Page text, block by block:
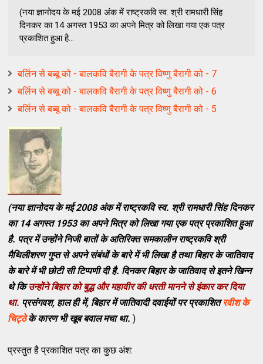
(नया ज्ञानोदय के मई 2008 अंक में राष्ट्रकवि स्व. श्री रामधारी सिंह
दिनकर का 14 अगस्त 1953 का अपने मित्र को लिखा गया एक पत्र
प्रकाशित हुआ है...
बर्लिन से बब्बू को - बालकवि बैरागी के पत्र विष्णु बैरागी को - 7
बर्लिन से बब्बू को - बालकवि बैरागी के पत्र विष्णु बैरागी को - 6
बर्लिन से बब्बू को - बालकवि बैरागी के पत्र विष्णु बैरागी को - 5
(नया ज्ञानोदय के मई 2008 अंक में राष्ट्रकवि स्व. श्री रामधारी सिंह दिनकर
का 14 अगस्त 1953 का अपने मित्र को लिखा गया एक पत्र प्रकाशित हुआ
है. पत्र में उन्होंने निजी बातों के अतिरिक्त समकालीन राष्ट्रकवि श्री
मैथिलीशरण गुप्त से अपने संबंधों के बारे में भी लिखा है तथा बिहार के जातिवाद
के बारे में भी छोटी सी टिप्पणी दी है. दिनकर बिहार के जातिवाद से इतने खिन्न
थे किउन्होंने बिहार को बुद्ध और महावीर की धरती मानने से इंकार कर दिया
था. प्रसंगवश, हाल ही में, बिहार में जातिवादी दवाईयों पर प्रकाशितरवीश के
चिट्ठेके कारण भी खूब बवाल मचा था.)
प्रस्तुत है प्रकाशित पत्र का कुछ अंश: